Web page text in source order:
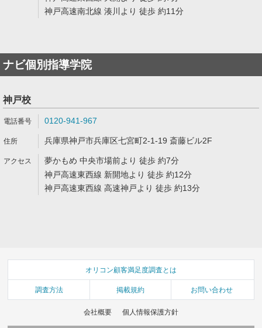
神戸高速南北線 湊川より 徒歩 約11分
ナビ個別指導学院
神戸校
0120-941-967
兵庫県神戸市兵庫区七宮町2-1-19 斎藤ビル2F
夢かもめ 中央市場前より 徒歩 約7分
神戸高速東西線 新開地より 徒歩 約12分
神戸高速東西線 高速神戸より 徒歩 約13分
オリコン顧客満足度調査とは
調査方法 掲載規約 お問い合わせ
会社概要 個人情報保護方針